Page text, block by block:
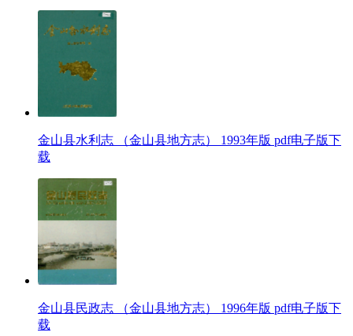
金山县水利志 （金山县地方志） 1993年版 pdf电子版下
载
金山县民政志 （金山县地方志） 1996年版 pdf电子版下
载